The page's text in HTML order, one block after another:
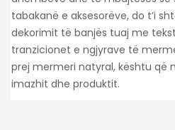
tabakanë e aksesorëve, do t’i
dekorimit të banjës tuaj me
tranzicionet e ngjyrave të
prej mermeri natyral, kështu që
imazhit dhe produktit.